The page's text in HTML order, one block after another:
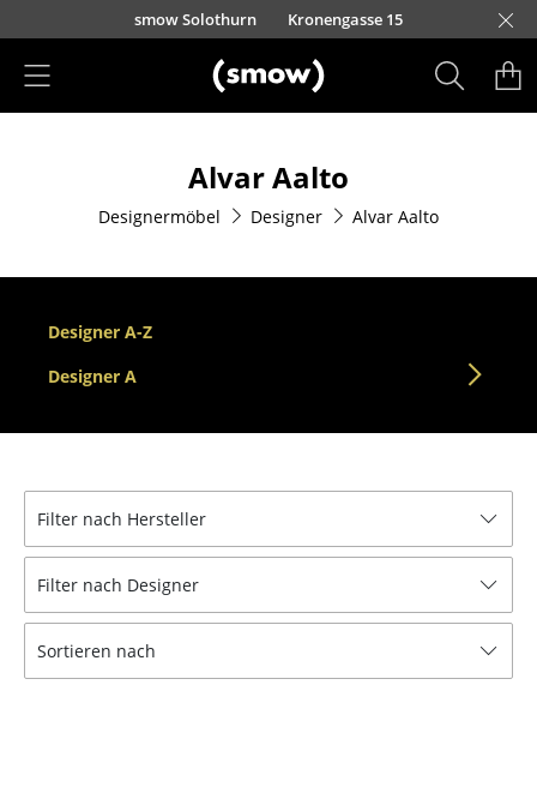
Direkt zum Inhaltsmow Solothurn Kronengasse 15
Esszimmerstühle
Sofas
Sessel
Loungesessel
Barhocker
Bänke & Liegen
Sitzsäcke
Alvar Aalto
Designermöbel Designer Alvar Aalto
Designer A-Z
Designer A
Filter nach Hersteller
Filter nach Designer
Sortieren nach